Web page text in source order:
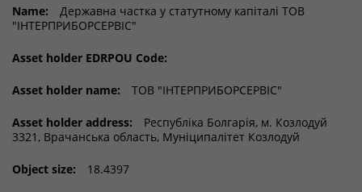
Name:
Державна частка у статутному капіталі ТОВ
"ІНТЕРПРИБОРСЕРВІС"
Asset holder EDRPOU Code:
Asset holder name: ТОВ "ІНТЕРПРИБОРСЕРВІС"
Asset holder address:
Республіка Болгарія, м. Козлодуй
3321, Врачанська область, Муніципалітет Козлодуй
Object size: 18.4397